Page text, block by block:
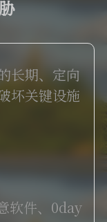
长期、定向
坏关键设施
软件、0day